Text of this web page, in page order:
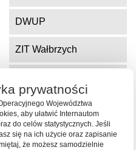
DWUP
ZIT Wałbrzych
Funduszu Spójności Unii
Pomoc Techniczna
prywatności
Województwa
aby ułatwić Internautom
do celów statystycznych. Jeśli
się na ich użycie oraz zapisanie
że możesz samodzielnie